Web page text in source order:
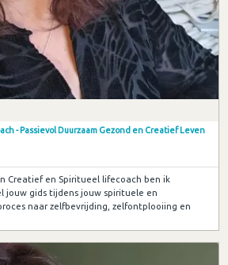
- Passievol Duurzaam Gezond en Creatief Leven
Creatief en Spiritueel lifecoach ben ik
jouw gids tijdens jouw spirituele en
naar zelfbevrijding, zelfontplooiing en